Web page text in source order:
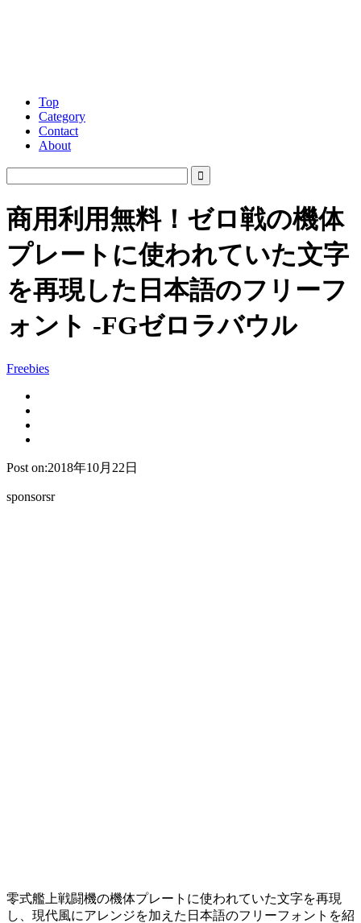
Top
Category
Contact
About
商用利用無料！ゼロ戦の機体
プレートに使われていた文字
を再現した日本語のフリーフ
ォント -FGゼロラバウル
Freebies
Post on:2018年10月22日
sponsorsr
零式艦上戦闘機の機体プレートに使われていた文字を再現
し、現代風にアレンジを加えた日本語のフリーフォントを紹